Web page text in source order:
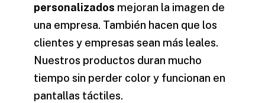
personalizados mejoran la imagen de
una empresa. También hacen que los
clientes y empresas sean más leales.
Nuestros productos duran mucho
tiempo sin perder color y funcionan en
pantallas táctiles.